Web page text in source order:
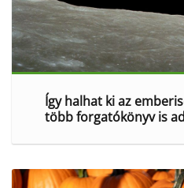
Így halhat ki az
több forgatókönyv is